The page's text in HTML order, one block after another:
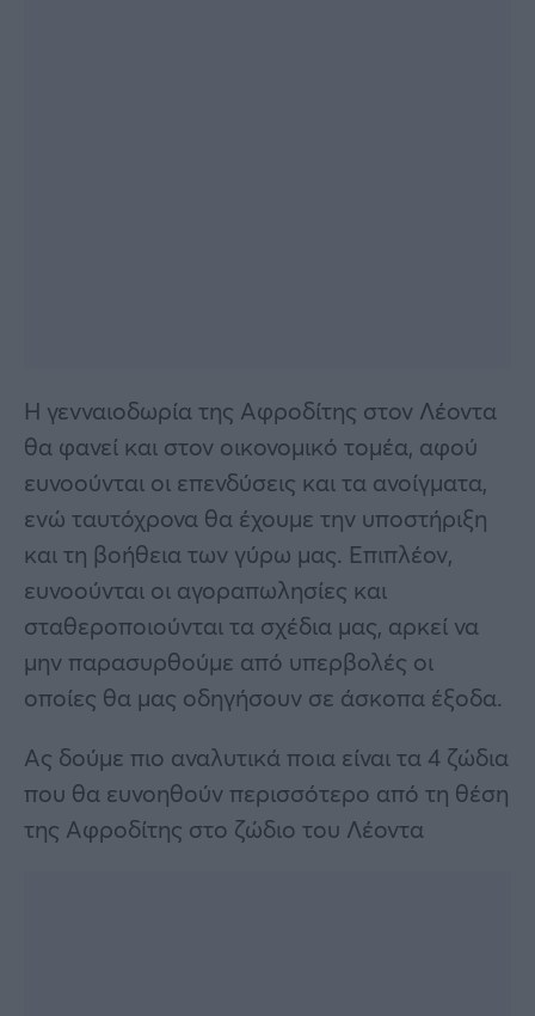
Η γενναιοδωρία της Αφροδίτης στον Λέοντα
θα φανεί και στον οικονομικό τομέα, αφού
ευνοούνται οι επενδύσεις και τα ανοίγματα,
ενώ ταυτόχρονα θα έχουμε την υποστήριξη
και τη βοήθεια των γύρω μας. Επιπλέον,
ευνοούνται οι αγοραπωλησίες και
σταθεροποιούνται τα σχέδια μας, αρκεί να
μην παρασυρθούμε από υπερβολές οι
οποίες θα μας οδηγήσουν σε άσκοπα έξοδα.
Ας δούμε πιο αναλυτικά ποια είναι τα 4 ζώδια
που θα ευνοηθούν περισσότερο από τη θέση
της Αφροδίτης στο ζώδιο του Λέοντα